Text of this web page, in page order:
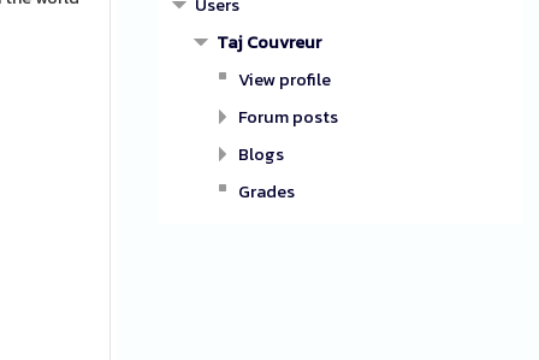
Taj Couvreur
View profile
Forum posts
Blogs
Grades